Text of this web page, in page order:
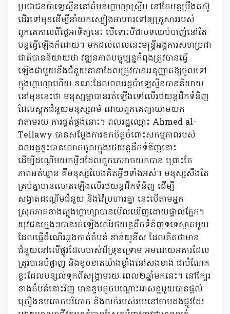
ប្រជាជនប៉ាឡេស្ទីននៅតំបន់ហ្គាហ្សាស្ទ្រីប នៅតែបន្តប្រឹងតស៊ូ
ដើរទៅមុខដើម្បីនាំយកស្បៀងអាហារទៅឲ្យគ្រួសាររបស់
ពួកគេកាលពីថ្ងៃអាទិត្យនេះ បើទោះបីជាបទឈប់បាញ់នៅតែ
បន្តធ្វើឡើងក៏ដោយ។ មកដល់ពេលនេះមន្ត្រីអង្គការសហប្រជា
ជាតិបាននិយាយថា វឌ្ឍនភាពបច្ចុប្បន្នកំពុងត្រូវបានធ្វើ
ឡើងជាមួយនឹងជំនួយនានាដែលត្រូវបានអនុញ្ញាតឱ្យចូលទៅ
ក្នុងហ្គាហ្សាហើយ ខណៈដែលពលរដ្ឋប៉ាឡេស្ទីនបាននិយាយ
នៅមុននេះថា មនុស្សម្នាបានរត់ឡើងទៅលើរថយន្តដឹកទំនិញ
ដែលស្តុកជំនួយមនុស្សធម៌ ដោយពួកគេព្យាយាមយក
វាតាមរយៈការផ្គត់ផ្គង់នោះ។ ពលរដ្ឋឈ្មោះ Ahmed al-
Tellawy បានសម្តែងការខកចិត្តចំពោះសកម្មភាពរបស់
ពលរដ្ឋខ្លះបានលោតចូលក្នុងរថយន្តដឹកទំនិញនោះ
ដើម្បីដណ្តើមយកអ្វីៗដែលពួកគេអាចយកបាន ព្រោះតែ
ភាពអត់ឃ្លាន គឺមនុស្សលែងគិតអ្វីៗទាំងអស់។ មនុស្សសឹងតែ
គ្រប់គ្នាបានលោតឡើងលើរថយន្តដឹកទំនិញ ដើម្បី
សង្វាតដណ្តើមជំនួយ និងវ៉ៃប្រហារគ្នា នេះបើតាមអ្នក
ស្រុកភាគខាងត្បូងហ្កាហ្សាបានមើលឃើញដោយផ្ទាល់ភ្នែក។
យុវជនក្មេងៗបានរត់ឡើងលើរថយន្តដឹកទំនិញទទេស្អាតមួយ
ដែលធ្វើដំណើរឆ្លងកាត់តំបន់ ខាន់យូនីស ដែលគិតថាមាន
ជំនួយនៅលើផ្លូវដែលចាស់ដ៏ទ្រុឌទ្រោម អមដោយអគារដែល
ត្រូវបានបំផ្លាញ និងខូចខាតយ៉ាងខ្លាំងនៅសងខាង ជាបំណែក
ខ្លះដែលបន្សល់ទុកពីសង្គ្រាមរយៈពេល២ឆ្នាំមកនេះ។ នៅក្បែរ
ខាងតំបន់នោះវិញ មានខ្ទមតូចបណ្ដោះអាសន្នមួយបានផ្ដល់
គ្រឿងឧបភោគបរិភោគ និងលក់របស់របរនៅតាមដងផ្លូវដែរ